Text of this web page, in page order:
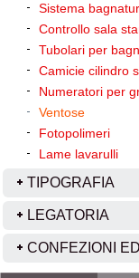
Sistema
Controllo sala
Tubolari per
Camicie cilindro
Numeratori per
Ventose
Fotopolimeri
Lame lavarulli
TIPOGRAFIA
LEGATORIA
CONFEZIONI